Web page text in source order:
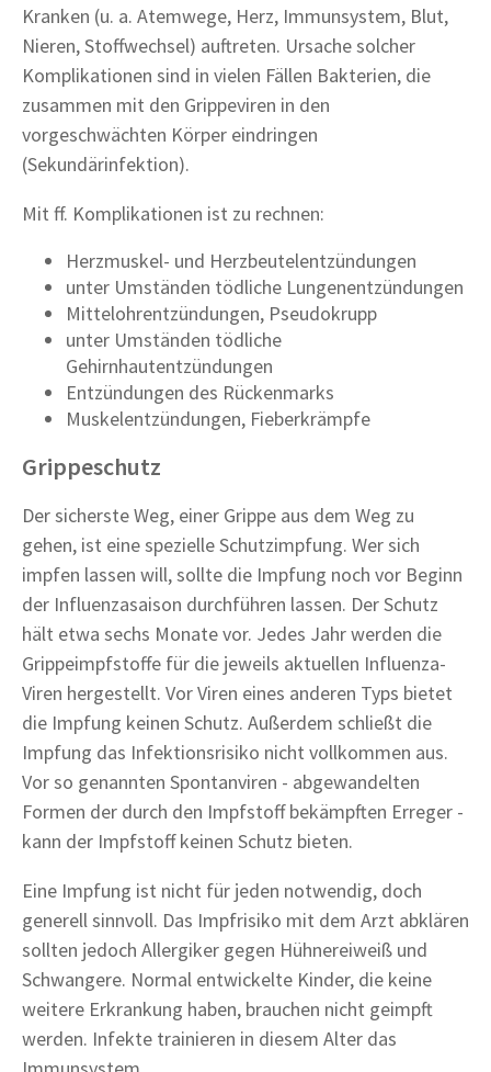
Kranken (u. a. Atemwege, Herz, Immunsystem, Blut,
Nieren, Stoffwechsel) auftreten. Ursache solcher
Komplikationen sind in vielen Fällen Bakterien, die
zusammen mit den Grippeviren in den
vorgeschwächten Körper eindringen
(Sekundärinfektion).
Mit ff. Komplikationen ist zu rechnen:
Herzmuskel- und Herzbeutelentzündungen
unter Umständen tödliche Lungenentzündungen
Mittelohrentzündungen, Pseudokrupp
unter Umständen tödliche
Gehirnhautentzündungen
Entzündungen des Rückenmarks
Muskelentzündungen, Fieberkrämpfe
Grippeschutz
Der sicherste Weg, einer Grippe aus dem Weg zu
gehen, ist eine spezielle Schutzimpfung. Wer sich
impfen lassen will, sollte die Impfung noch vor Beginn
der Influenzasaison durchführen lassen. Der Schutz
hält etwa sechs Monate vor. Jedes Jahr werden die
Grippeimpfstoffe für die jeweils aktuellen Influenza-
Viren hergestellt. Vor Viren eines anderen Typs bietet
die Impfung keinen Schutz. Außerdem schließt die
Impfung das Infektionsrisiko nicht vollkommen aus.
Vor so genannten Spontanviren - abgewandelten
Formen der durch den Impfstoff bekämpften Erreger -
kann der Impfstoff keinen Schutz bieten.
Eine Impfung ist nicht für jeden notwendig, doch
generell sinnvoll. Das Impfrisiko mit dem Arzt abklären
sollten jedoch Allergiker gegen Hühnereiweiß und
Schwangere. Normal entwickelte Kinder, die keine
weitere Erkrankung haben, brauchen nicht geimpft
werden. Infekte trainieren in diesem Alter das